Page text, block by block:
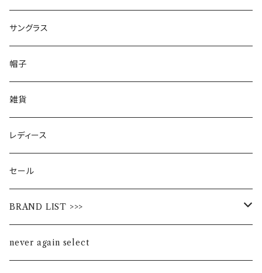
サングラス
帽子
雑貨
レディース
セール
BRAND LIST >>>
ALL STAR
never again select